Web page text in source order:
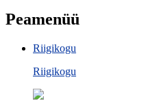
Peamenüü
Riigikogu
Riigikogu